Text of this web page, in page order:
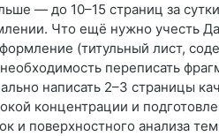
— до 10–15 страниц за
Что ещё нужно учесть
(титульный лист,
переписать
написать 2–3 страницы
концентрации и
и поверхностного анализа